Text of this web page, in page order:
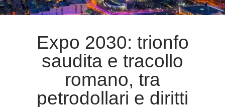
Archivio
Categorie
Expo 2030: trionfo
saudita e tracollo
romano, tra
petrodollari e diritti